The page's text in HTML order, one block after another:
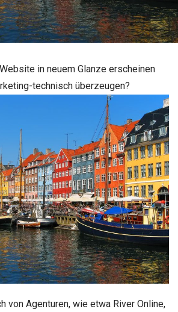
in neuem Glanze erscheinen
technisch überzeugen?
von Agenturen, wie etwa River Online,